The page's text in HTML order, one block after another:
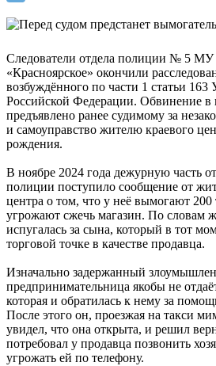
Следователи отдела полиции № 5
«Красноярское» окончили
возбуждённого по части 1 статьи 163
Российской Федерации. Обвинение в
предъявлено ранее судимому за
и самоуправство жителю краевого
рождения.
В ноябре 2024 года дежурную часть
полиции поступило сообщение от
центра о том, что у неё вымогают 200
угрожают сжечь магазин. По словам
испугалась за сына, который в тот
торговой точке в качестве продавца.
Изначально задержанный
предпринимательница якобы не
которая и обратилась к нему за
После этого он, проезжая на такси
увидел, что она открыта, и решил
потребовал у продавца позвонить
угрожать ей по телефону.